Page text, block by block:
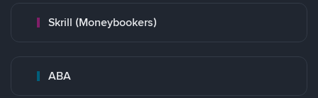
Skrill (Moneybookers)
ABA